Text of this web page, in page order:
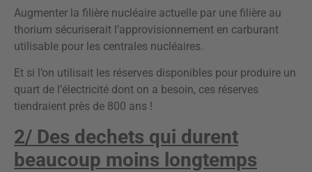
Augmenter la filière nucléaire actuelle par une filière au
thorium sécuriserait l’approvisionnement en carburant
utilisable pour les centrales nucléaires.
Et si l’on utilisait les réserves disponibles pour produire un
quart de l’électricité dont on a besoin, ces réserves
tiendraient près de 800 ans !
2/ Des dechets qui durent
beaucoup moins longtemps